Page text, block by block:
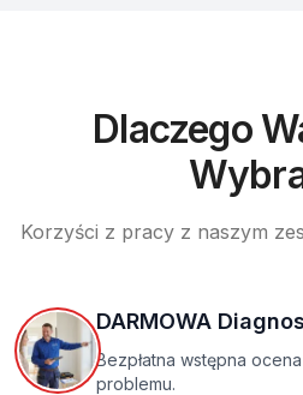
Dlaczego
Korzyści z pracy z naszym
DARMOWA
Bezpłatna wstępna
problemu.